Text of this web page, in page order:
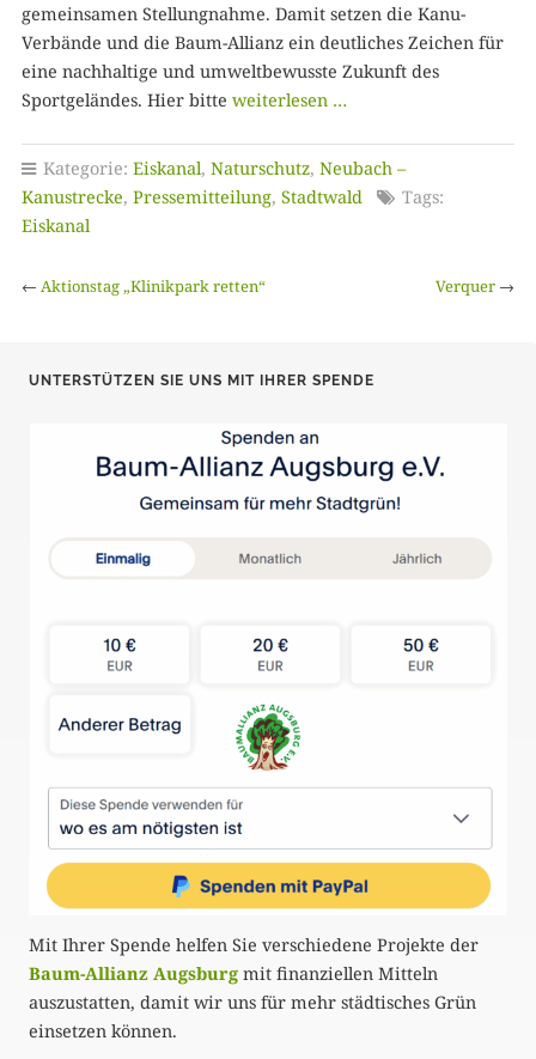
gemeinsamen Stellungnahme. Damit setzen die Kanu-
Verbände und die Baum-Allianz ein deutliches Zeichen für
eine nachhaltige und umweltbewusste Zukunft des
Sportgeländes. Hier bitte weiterlesen …
Kategorie: Eiskanal, Naturschutz, Neubach –
Kanustrecke, Pressemitteilung, Stadtwald
Tags:
Eiskanal
← Aktionstag „Klinikpark retten“ Verquer →
UNTERSTÜTZEN SIE UNS MIT IHRER SPENDE
Mit Ihrer Spende helfen Sie verschiedene Projekte der
Baum-Allianz Augsburg mit finanziellen Mitteln
auszustatten, damit wir uns für mehr städtisches Grün
einsetzen können.